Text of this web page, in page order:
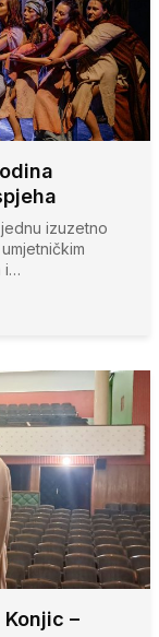
izuzetno
i…
–